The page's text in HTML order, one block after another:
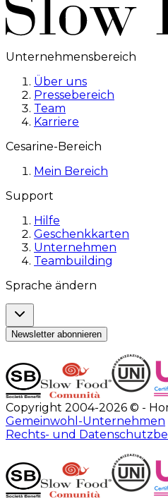
Unternehmensbereich
Über uns
Pressebereich
Team
Karriere
Cesarine-Bereich
Mein Bereich
Support
Hilfe
Geschenkkarten
Unternehmen
Teambuilding
Sprache ändern
Newsletter abonnieren
Copyright 2004-2026 © -
Gemeinwohl-Unternehmen
Rechts- und